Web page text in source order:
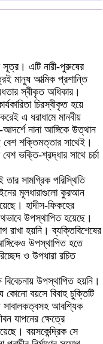
সূত্র। এটি নারী-পুরুষের
মানুষ আত্মিক প্রশান্তি
স্বীকৃত অধিকার।
চিরস্বীকৃত হয়ে
এ ধরাধামে মানবীয়
নানা আঙ্গিকে উত্থান
বেশ শক্তিমত্তার সাথেই।
ভক্তি-শ্রদ্ধার সাথে চর্চা
তার সামগ্রিক পরিস্থিতি
মূলধারাগুলো কুরআন
হাদীস-ফিকহের
উপস্থাপিত হয়েছে।
হয়নি। ব্যক্তিবিশেষের
উপস্থাপিত হতে
ও উপধারা রচিত
উপস্থাপিত হয়নি।
বয়সে বিবাহ চুক্তিটি
সাবালকত্বসহ আবশ্যিক
যাপনের ক্ষেত্রে
বয়সকেন্দ্রিক সে